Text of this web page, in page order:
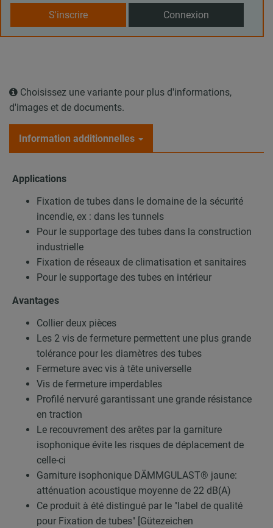
S'inscrire Connexion
Choisissez une variante pour plus d'informations,
d'images et de documents.
Information additionnelles
Applications
Fixation de tubes dans le domaine de la sécurité
incendie, ex : dans les tunnels
Pour le supportage des tubes dans la construction
industrielle
Fixation de réseaux de climatisation et sanitaires
Pour le supportage des tubes en intérieur
Avantages
Collier deux pièces
Les 2 vis de fermeture permettent une plus grande
tolérance pour les diamètres des tubes
Fermeture avec vis à tête universelle
Vis de fermeture imperdables
Profilé nervuré garantissant une grande résistance
en traction
Le recouvrement des arêtes par la garniture
isophonique évite les risques de déplacement de
celle-ci
Garniture isophonique DÄMMGULAST® jaune:
atténuation acoustique moyenne de 22 dB(A)
Ce produit à été distingué par le "label de qualité
pour Fixation de tubes" [Gütezeichen